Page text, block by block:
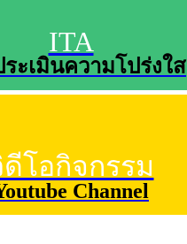
ITA
ะเมินความโปร่งใส
โอกิจกรรม
Channel